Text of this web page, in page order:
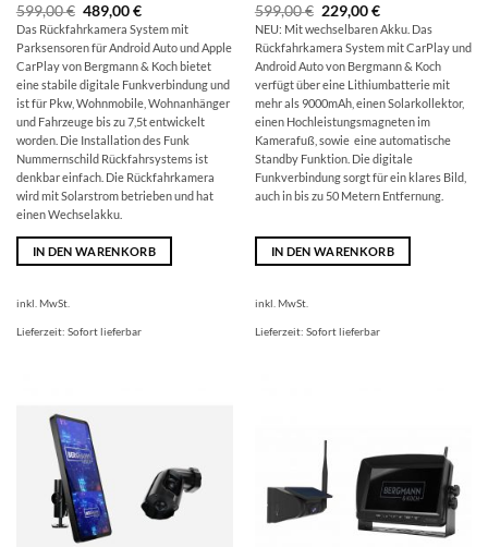
599,00€ Ursprünglicher
Preis
war:
599,00 €
489,00€Aktueller
Preis
ist:
489,00 €.
Das Rückfahrkamera System mit
Parksensoren für Android Auto und Apple
CarPlay von Bergmann & Koch bietet
eine stabile digitale Funkverbindung und
ist für Pkw, Wohnmobile, Wohnanhänger
und Fahrzeuge bis zu 7,5t entwickelt
worden. Die Installation des Funk
Nummernschild Rückfahrsystems ist
denkbar einfach. Die Rückfahrkamera
wird mit Solarstrom betrieben und hat
einen Wechselakku.
IN DEN WARENKORB
inkl. MwSt.
Lieferzeit: Sofort lieferbar
599,00€ Ursprünglicher
Preis
war:
599,00 €
229,00€Aktueller
Preis
ist:
229,00 €.
NEU: Mit wechselbaren Akku. Das
Rückfahrkamera System mit CarPlay und
Android Auto von Bergmann & Koch
verfügt über eine Lithiumbatterie mit
mehr als 9000mAh, einen Solarkollektor,
einen Hochleistungsmagneten im
Kamerafuß, sowie eine automatische
Standby Funktion. Die digitale
Funkverbindung sorgt für ein klares Bild,
auch in bis zu 50 Metern Entfernung.
IN DEN WARENKORB
inkl. MwSt.
Lieferzeit: Sofort lieferbar